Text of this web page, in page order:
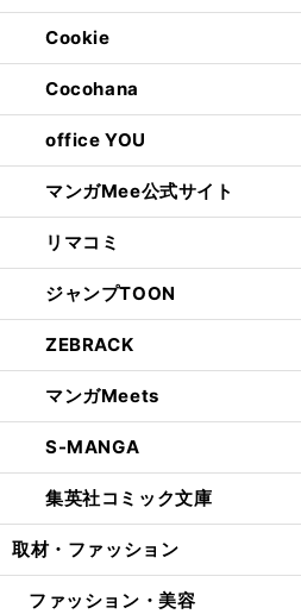
Cookie
Cocohana
office YOU
マンガMee公式サイト
リマコミ
ジャンプTOON
ZEBRACK
マンガMeets
S-MANGA
集英社コミック文庫
取材・ファッション
ファッション・美容